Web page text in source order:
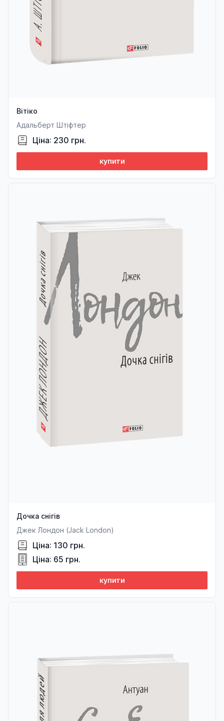
Вітіко
Адальберт Штіфтер
Ціна: 230 грн.
купити
Дочка снігів
Джек Лондон (Jack London)
Ціна: 130 грн.
Ціна: 65 грн.
купити